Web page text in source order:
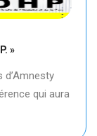
»
qui aura